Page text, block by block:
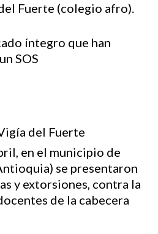
Fuerte (colegio afro).
íntegro que han
SOS
del Fuerte
en el municipio de
se presentaron
y extorsiones, contra la
de la cabecera